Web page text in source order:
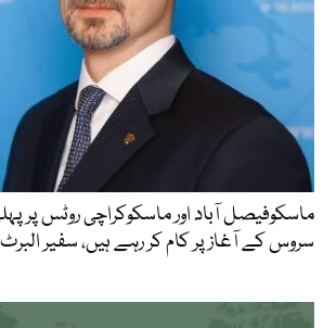
ماسکوفیصل آباد اور ماسکوکراچی روٹس
سروس کے آغاز پر کام کر رہے ہیں، سفیر